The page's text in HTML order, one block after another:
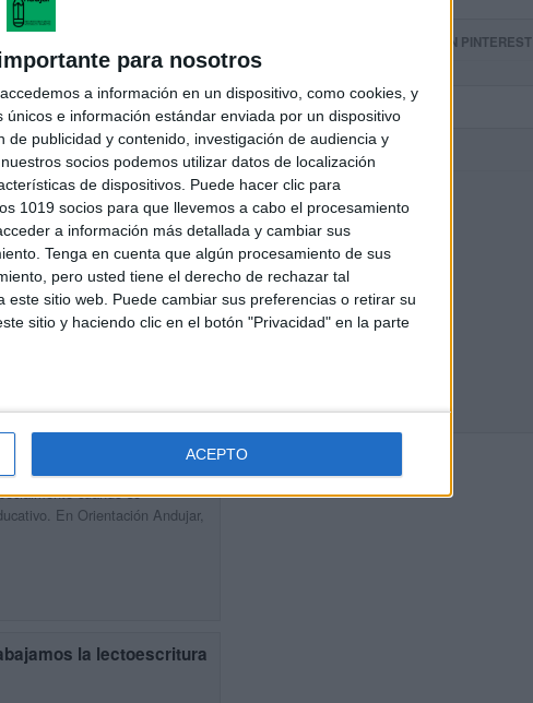
para nosotros
a información en un dispositivo, como cookies, y
e información estándar enviada por un dispositivo
publicidad y contenido, investigación de audiencia y
socios podemos utilizar datos de localización
de dispositivos. Puede hacer clic para
1019 socios para que llevemos a cabo el procesamiento
a información más detallada y cambiar sus
Tenga en cuenta que algún procesamiento de sus
pero usted tiene el derecho de rechazar tal
sitio web. Puede cambiar sus preferencias o retirar su
sitio y haciendo clic en el botón "Privacidad" en la parte
ACEPTO
el verano. Los niños
secretas relacionadas […]
el lápiz
clásico juego “Alto el lápiz”
Perfecto para estimular
[…]
divertida y atractiva para
cuando se
En Orientación Andujar,
la lectoescritura
SIGUE NUESTROS TABLEROS EN PINTEREST